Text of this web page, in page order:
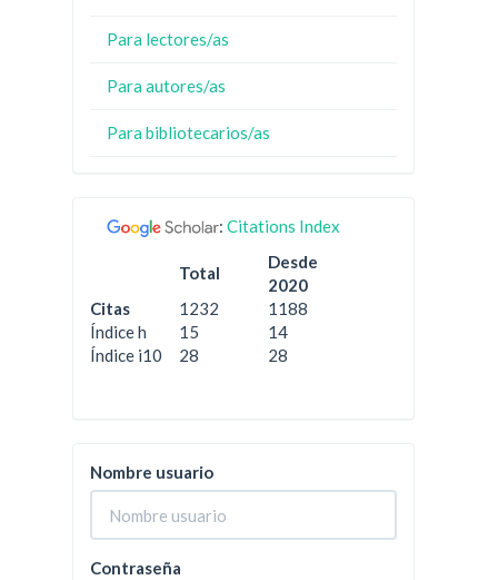
Para lectores/as
Para autores/as
Para bibliotecarios/as
: Citations Index
Total
Desde
2020
Citas
1232
1188
Índice h
15
14
Índice i10
28 28
Nombre usuario
Contraseña